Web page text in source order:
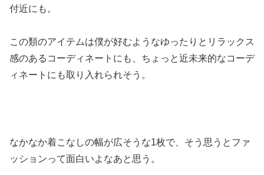
付近にも。
この類のアイテムは僕が好むようなゆったりとリラックス
感のあるコーディネートにも、ちょっと近未来的なコーデ
ィネートにも取り入れられそう。
なかなか着こなしの幅が広そうな1枚で、そう思うとファ
ッションって面白いよなあと思う。